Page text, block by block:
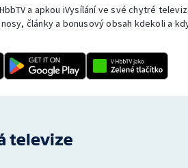
a apkou iVysílání ve své chytré
články a bonusový obsah kdekoli a